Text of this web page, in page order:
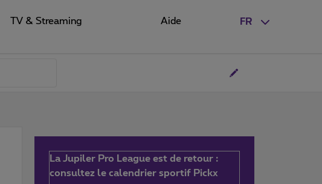
FR
TV & Streaming Aide
La Jupiler Pro League est de retour :
consultez le calendrier sportif Pickx